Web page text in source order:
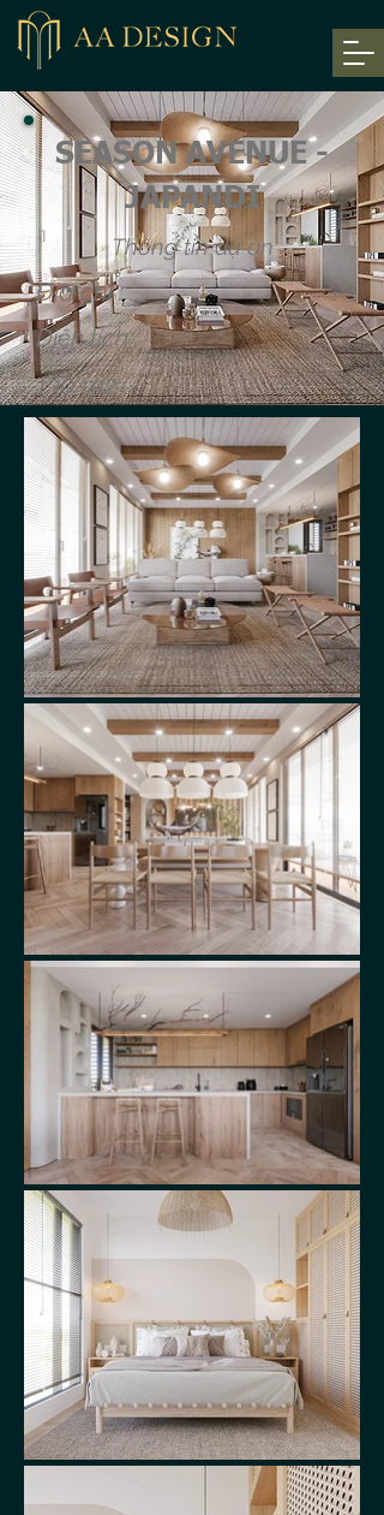
SEASON AVENUE -
JAPANDI
Thông tin dự án
Địa chỉ :
Diện tích :
130 m2
Chung cư Season Avenue
- Hà Đông